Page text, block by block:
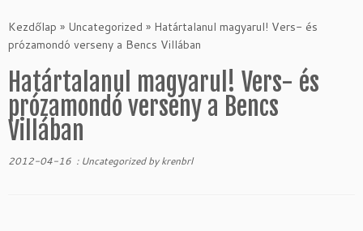
to
content
Kezdőlap » Uncategorized » Határtalanul magyarul! Vers- és
prózamondó verseny a Bencs Villában
Határtalanul magyarul! Vers- és
prózamondó verseny a Bencs
Villában
2012-04-16 : Uncategorizedbykrenbrl